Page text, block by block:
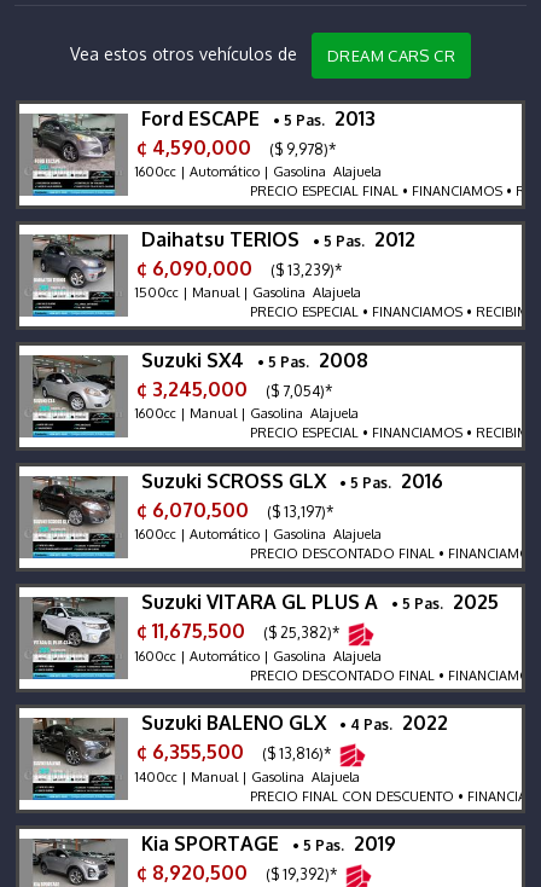
Vea estos otros vehículos de DREAM CARS CR
Ford ESCAPE • 5 Pas. 2013
¢ 4,590,000
($ 9,978)*
1600cc | Automático | Gasolina Alajuela
PRECIO ESPECIAL FINAL • FINANCIAMOS •
Daihatsu TERIOS • 5 Pas. 2012
¢ 6,090,000
($ 13,239)*
1500cc | Manual | Gasolina Alajuela
PRECIO ESPECIAL • FINANCIAMOS • RECIBIMOS
Suzuki SX4 • 5 Pas. 2008
¢ 3,245,000
($ 7,054)*
1600cc | Manual | Gasolina Alajuela
PRECIO ESPECIAL • FINANCIAMOS • RECIBIMOS
Suzuki SCROSS GLX • 5 Pas. 2016
¢ 6,070,500
($ 13,197)*
1600cc | Automático | Gasolina Alajuela
PRECIO DESCONTADO FINAL • FINANCIAMOS •
Suzuki VITARA GL PLUS A • 5 Pas. 2025
¢ 11,675,500
($ 25,382)*
1600cc | Automático | Gasolina Alajuela
PRECIO DESCONTADO FINAL • FINANCIAMOS •
Suzuki BALENO GLX • 4 Pas. 2022
¢ 6,355,500
($ 13,816)*
1400cc | Manual | Gasolina Alajuela
PRECIO FINAL CON DESCUENTO •
Kia SPORTAGE • 5 Pas. 2019
¢ 8,920,500
($ 19,392)*